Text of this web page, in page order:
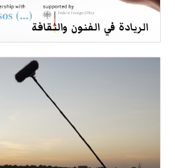
الريادة في الفنون والثقافة